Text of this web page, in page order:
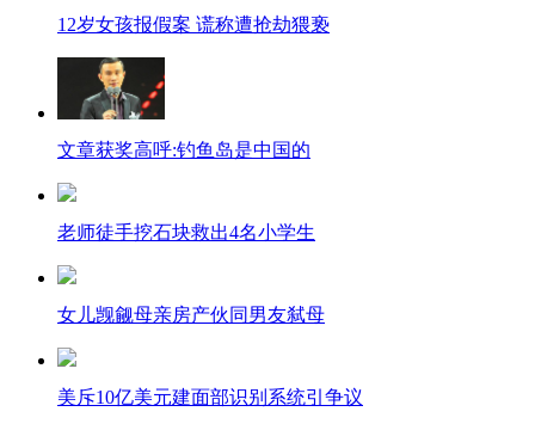
12岁女孩报假案 谎称遭抢劫猥亵
文章获奖高呼:钓鱼岛是中国的
老师徒手挖石块救出4名小学生
女儿觊觎母亲房产伙同男友弑母
美斥10亿美元建面部识别系统引争议